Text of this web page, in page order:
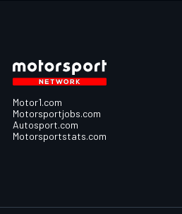
Motor1.com
Motorsportjobs.com
Autosport.com
Motorsportstats.com